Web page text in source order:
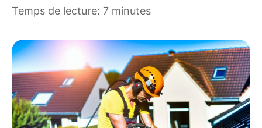
Temps de lecture: 7 minutes